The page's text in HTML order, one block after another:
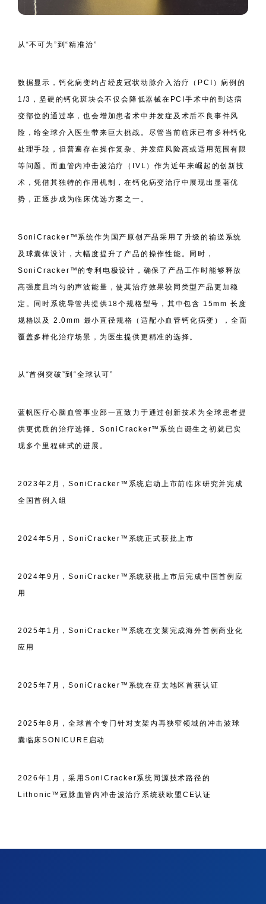
从“不可为”到“精准治”
数据显示，钙化病变约占经皮冠状动脉介入治疗（PCI）病例的
1/3，坚硬的钙化斑块会不仅会降低器械在PCI手术中的到达病
变部位的通过率，也会增加患者术中并发症及术后不良事件风
险，给全球介入医生带来巨大挑战。尽管当前临床已有多种钙化
处理手段，但普遍存在操作复杂、并发症风险高或适用范围有限
等问题。而血管内冲击波治疗（IVL）作为近年来崛起的创新技
术，凭借其独特的作用机制，在钙化病变治疗中展现出显著优
势，正逐步成为临床优选方案之一。
SoniCracker™系统作为国产原创产品采用了升级的输送系统
及球囊体设计，大幅度提升了产品的操作性能。同时，
SoniCracker™的专利电极设计，确保了产品工作时能够释放
高强度且均匀的声波能量，使其治疗效果较同类型产品更加稳
定。同时系统导管共提供18个规格型号，其中包含 15mm 长度
规格以及 2.0mm 最小直径规格（适配小血管钙化病变），全面
覆盖多样化治疗场景，为医生提供更精准的选择。
从“首例突破”到“全球认可”
蓝帆医疗心脑血管事业部一直致力于通过创新技术为全球患者提
供更优质的治疗选择。SoniCracker™系统自诞生之初就已实
现多个里程碑式的进展。
2023年2月，SoniCracker™系统启动上市前临床研究并完成
全国首例入组
2024年5月，SoniCracker™系统正式获批上市
2024年9月，SoniCracker™系统获批上市后完成中国首例应
用
2025年1月，SoniCracker™系统在文莱完成海外首例商业化
应用
2025年7月，SoniCracker™系统在亚太地区首获认证
2025年8月，全球首个专门针对支架内再狭窄领域的冲击波球
囊临床SONICURE启动
2026年1月，采用SoniCracker系统同源技术路径的
Lithonic™冠脉血管内冲击波治疗系统获欧盟CE认证